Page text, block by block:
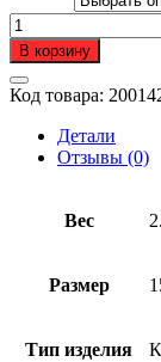
Количество
товара
Кольцо
из
серебра
пробы
В корзину
Код товара:
Детали
Отзывы (0)
Вес
Размер
Тип изделия